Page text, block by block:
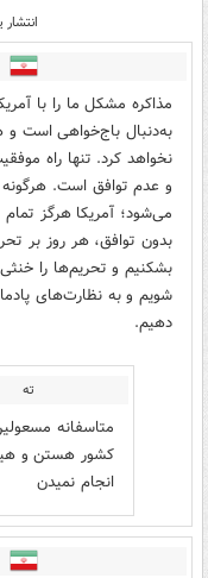
انتشار
مذاکره مشکل ما را با
به‌دنبال باج‌خواهی است و
نخواهد کرد. تنها راه
و عدم توافق است.
می‌شود؛ آمریکا هرگز تمام
بدون توافق، هر روز بر
بشکنیم و تحریم‌ها را
شویم و به نظارت‌های
دهیم.
ته
متاسفانه
کشور هستن و هیچ
انجام نمیدن